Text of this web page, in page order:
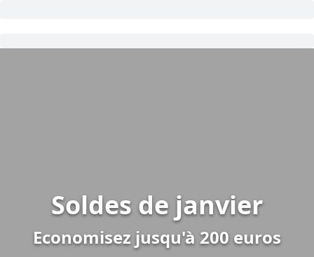
Soldes de janvier
Economisez jusqu'à 200 euros